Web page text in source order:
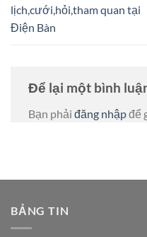
lịch,cưới,hỏi,tham quan tại
Điện Bàn
Để lại một bình
Bạn phải đăng nhậpđể
BẢNG TIN